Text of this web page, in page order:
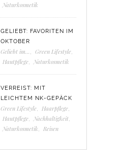
Naturkosmetik
GELIEBT: FAVORITEN IM
OKTOBER
Geliebt im... Green Lifestyle,
Hautpflege, Naturkosmetik
VERREIST: MIT
LEICHTEM NK-GEPÄCK
Green Lifestyle, Haarpflege,
Hautpflege, Nachhaltigkeit
Naturkosmetik
Reisen